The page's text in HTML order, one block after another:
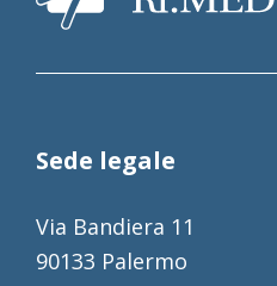
Sede legale
Via Bandiera 11
90133 Palermo